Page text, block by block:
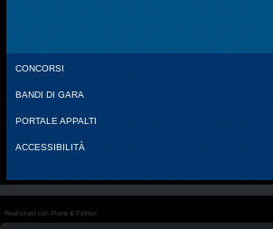
CONCORSI
BANDI DI GARA
PORTALE APPALTI
ACCESSIBILITÀ
Realizzato con Plone & Python